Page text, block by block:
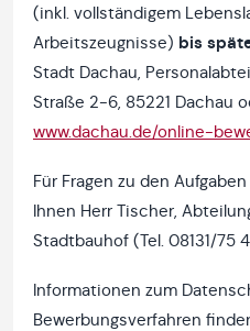
(inkl. vollständigem
Arbeitszeugnisse) bis
Stadt Dachau,
Straße 2-6, 85221 Dachau
www.dachau.de/online-
Für Fragen zu den
Ihnen Herr Tischer,
Stadtbauhof (Tel. 08131/75
Informationen zum
Bewerbungsverfahren